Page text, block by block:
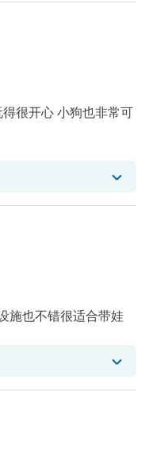
很开心 小狗也非常可
对 Qian L. 的评论作出回复
施也不错很适合带娃
对 Shuang Z. 的评论作出